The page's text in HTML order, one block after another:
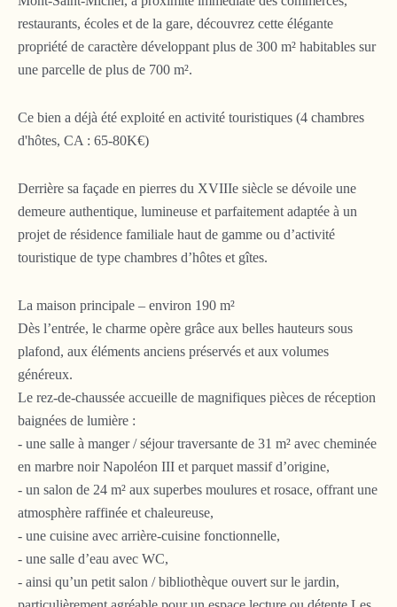
restaurants, écoles et de la gare, découvrez cette élégante
propriété de caractère développant plus de 300 m² habitables sur
une parcelle de plus de 700 m².
Ce bien a déjà été exploité en activité touristiques (4 chambres
d'hôtes, CA : 65-80K€)
Derrière sa façade en pierres du XVIIIe siècle se dévoile une
demeure authentique, lumineuse et parfaitement adaptée à un
projet de résidence familiale haut de gamme ou d’activité
touristique de type chambres d’hôtes et gîtes.
La maison principale – environ 190 m²
Dès l’entrée, le charme opère grâce aux belles hauteurs sous
plafond, aux éléments anciens préservés et aux volumes
généreux.
Le rez-de-chaussée accueille de magnifiques pièces de réception
baignées de lumière :
- une salle à manger / séjour traversante de 31 m² avec cheminée
en marbre noir Napoléon III et parquet massif d’origine,
- un salon de 24 m² aux superbes moulures et rosace, offrant une
atmosphère raffinée et chaleureuse,
- une cuisine avec arrière-cuisine fonctionnelle,
- une salle d’eau avec WC,
- ainsi qu’un petit salon / bibliothèque ouvert sur le jardin,